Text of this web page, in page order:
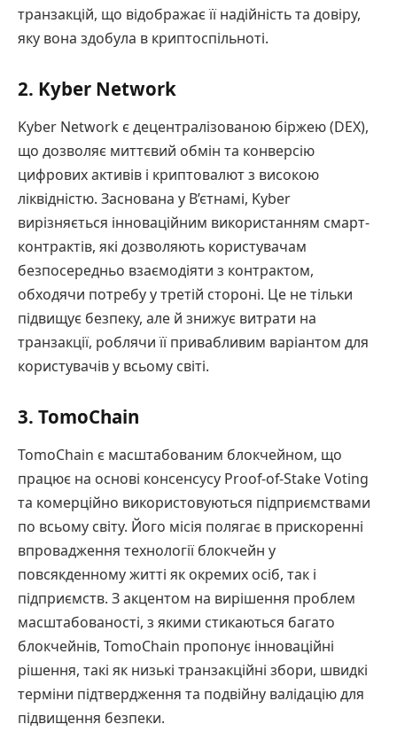
транзакцій, що відображає її надійність та довіру,
яку вона здобула в криптоспільноті.
2. Kyber Network
Kyber Network є децентралізованою біржею (DEX),
що дозволяє миттєвий обмін та конверсію
цифрових активів і криптовалют з високою
ліквідністю. Заснована у В’єтнамі, Kyber
вирізняється інноваційним використанням смарт-
контрактів, які дозволяють користувачам
безпосередньо взаємодіяти з контрактом,
обходячи потребу у третій стороні. Це не тільки
підвищує безпеку, але й знижує витрати на
транзакції, роблячи її привабливим варіантом для
користувачів у всьому світі.
3. TomoChain
TomoChain є масштабованим блокчейном, що
працює на основі консенсусу Proof-of-Stake Voting
та комерційно використовуються підприємствами
по всьому світу. Його місія полягає в прискоренні
впровадження технології блокчейн у
повсякденному житті як окремих осіб, так і
підприємств. З акцентом на вирішення проблем
масштабованості, з якими стикаються багато
блокчейнів, TomoChain пропонує інноваційні
рішення, такі як низькі транзакційні збори, швидкі
терміни підтвердження та подвійну валідацію для
підвищення безпеки.